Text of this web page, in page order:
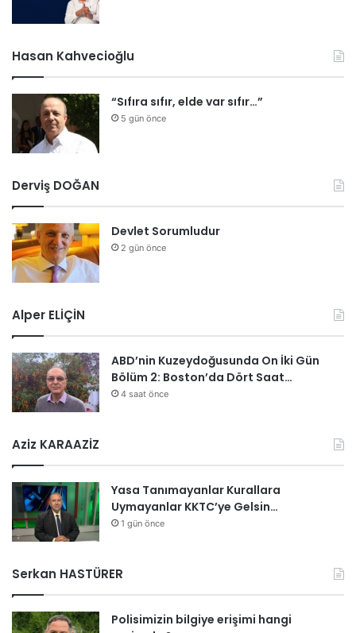
Hasan Kahvecioğlu
“Sıfıra sıfır, elde var sıfır…”
5 gün önce
Derviş DOĞAN
Devlet Sorumludur
2 gün önce
Alper ELİÇİN
ABD’nin Kuzeydoğusunda On İki Gün
Bölüm 2: Boston’da Dört Saat…
4 saat önce
Aziz KARAAZİZ
Yasa Tanımayanlar Kurallara
Uymayanlar KKTC’ye Gelsin…
1 gün önce
Serkan HASTÜRER
Polisimizin bilgiye erişimi hangi